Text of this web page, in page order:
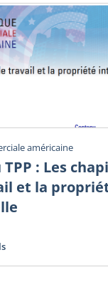
américaine
: Les
et la